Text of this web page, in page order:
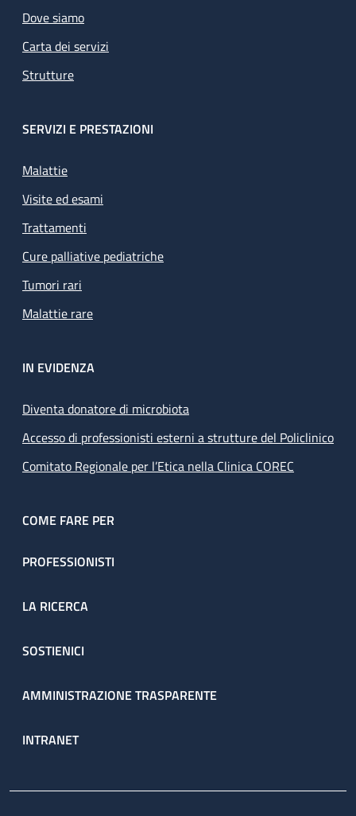
Dove siamo
Carta dei servizi
Strutture
SERVIZI E PRESTAZIONI
Malattie
Visite ed esami
Trattamenti
Cure palliative pediatriche
Tumori rari
Malattie rare
IN EVIDENZA
Diventa donatore di microbiota
Accesso di professionisti esterni a strutture del Policlinico
Comitato Regionale per l’Etica nella Clinica COREC
COME FARE PER
PROFESSIONISTI
LA RICERCA
SOSTIENICI
AMMINISTRAZIONE TRASPARENTE
INTRANET